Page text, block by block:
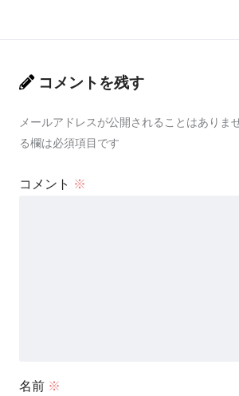
コメントを残す
メールアドレスが公開されることはありませ
る欄は必須項目です
コメント ※
名前 ※